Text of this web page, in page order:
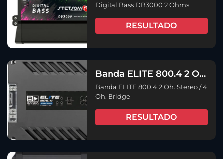
Digital Bass DB3000 2 Ohms
RESULTADO
Banda ELITE 800.4 2 Oh.
Stereo / 4 Oh. Bridge
Banda ELITE 800.4 2 Oh. Stereo / 4
Oh. Bridge
RESULTADO